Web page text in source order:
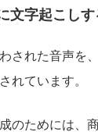
文字起こしす
された音声を
れています。
のためには、